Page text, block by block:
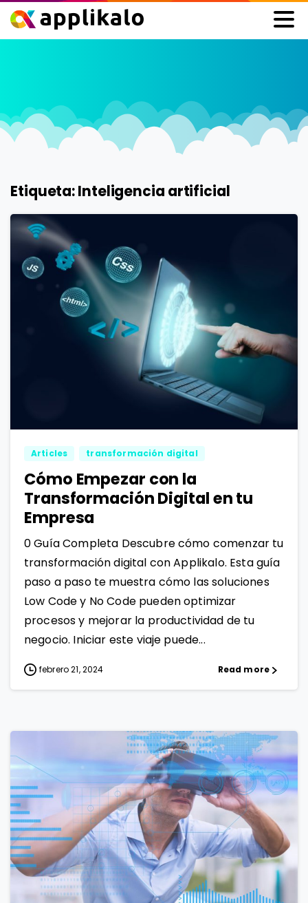
Etiqueta:Inteligencia artificial
1
Articles transformación digital
Cómo Empezar con la
Transformación Digital en tu
Empresa
0 Guía Completa Descubre cómo comenzar tu
transformación digital con Applikalo. Esta guía
paso a paso te muestra cómo las soluciones
Low Code y No Code pueden optimizar
procesos y mejorar la productividad de tu
negocio. Iniciar este viaje puede...
febrero 21, 2024 Read more
1